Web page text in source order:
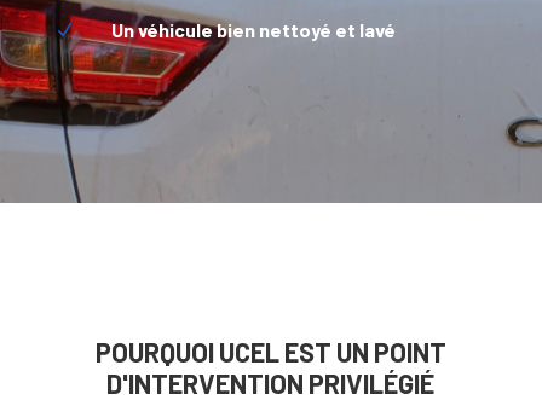
N Un véhicule bien nettoyé et lavé
POURQUOI UCEL EST UN POINT
D'INTERVENTION PRIVILÉGIÉ